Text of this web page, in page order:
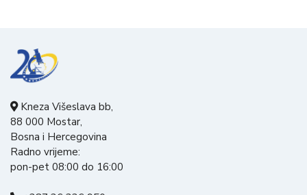
Kneza Višeslava bb,
88 000 Mostar,
Bosna i Hercegovina
Radno vrijeme:
pon-pet 08:00 do 16:00